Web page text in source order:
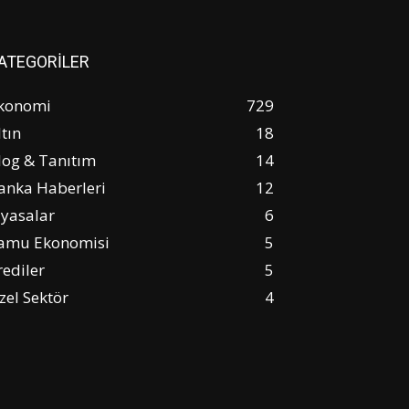
729
18
& Tanıtım
14
Haberleri
12
6
Ekonomisi
5
5
Sektör
4